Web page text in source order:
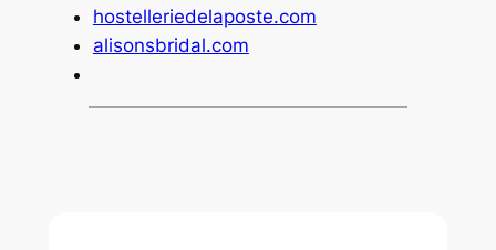
hostelleriedelaposte.com
alisonsbridal.com